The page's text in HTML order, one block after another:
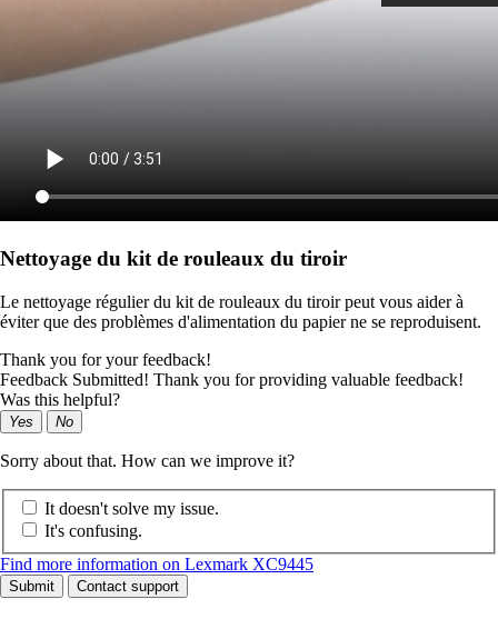
Nettoyage du kit de rouleaux du tiroir
Le nettoyage régulier du kit de rouleaux du tiroir peut vous aider à
éviter que des problèmes d'alimentation du papier ne se reproduisent.
Thank you for your feedback!
Feedback Submitted! Thank you for providing valuable feedback!
Was this helpful?
Yes No
Sorry about that. How can we improve it?
It doesn't solve my issue.
It's confusing.
Find more information on Lexmark XC9445
Submit Contact support